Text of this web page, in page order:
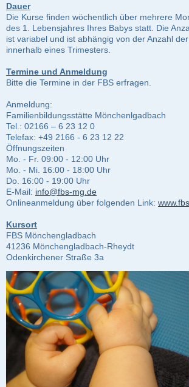
Dauer
Die Kurse finden wöchentlich über mehrere
des 1. Lebensjahres Ihres Babys statt. Die
ist variabel und ist abhängig von der Anzahl
innerhalb eines Trimesters.
Termine und Anmeldung
Bitte die Termine in der FBS erfragen.
Anmeldung:
Familienbildungsstätte Mönchenlgadbach
Tel.: 02166 – 6 23 12 0
Telefax: +49 2166 - 6 23 12 22
Öffnungszeiten
Mo. - Fr. 09:00 - 12:00 Uhr
Mo. - Mi. 16:00 - 18:00 Uhr
Do. 16:00 - 19:00 Uhr
E-Mail: info@fbs-mg.de
Onlineanmeldung über folgenden Link:
Kursort
FBS Mönchengladbach
41236 Mönchengladbach-Rheydt
Odenkirchener Straße 3a